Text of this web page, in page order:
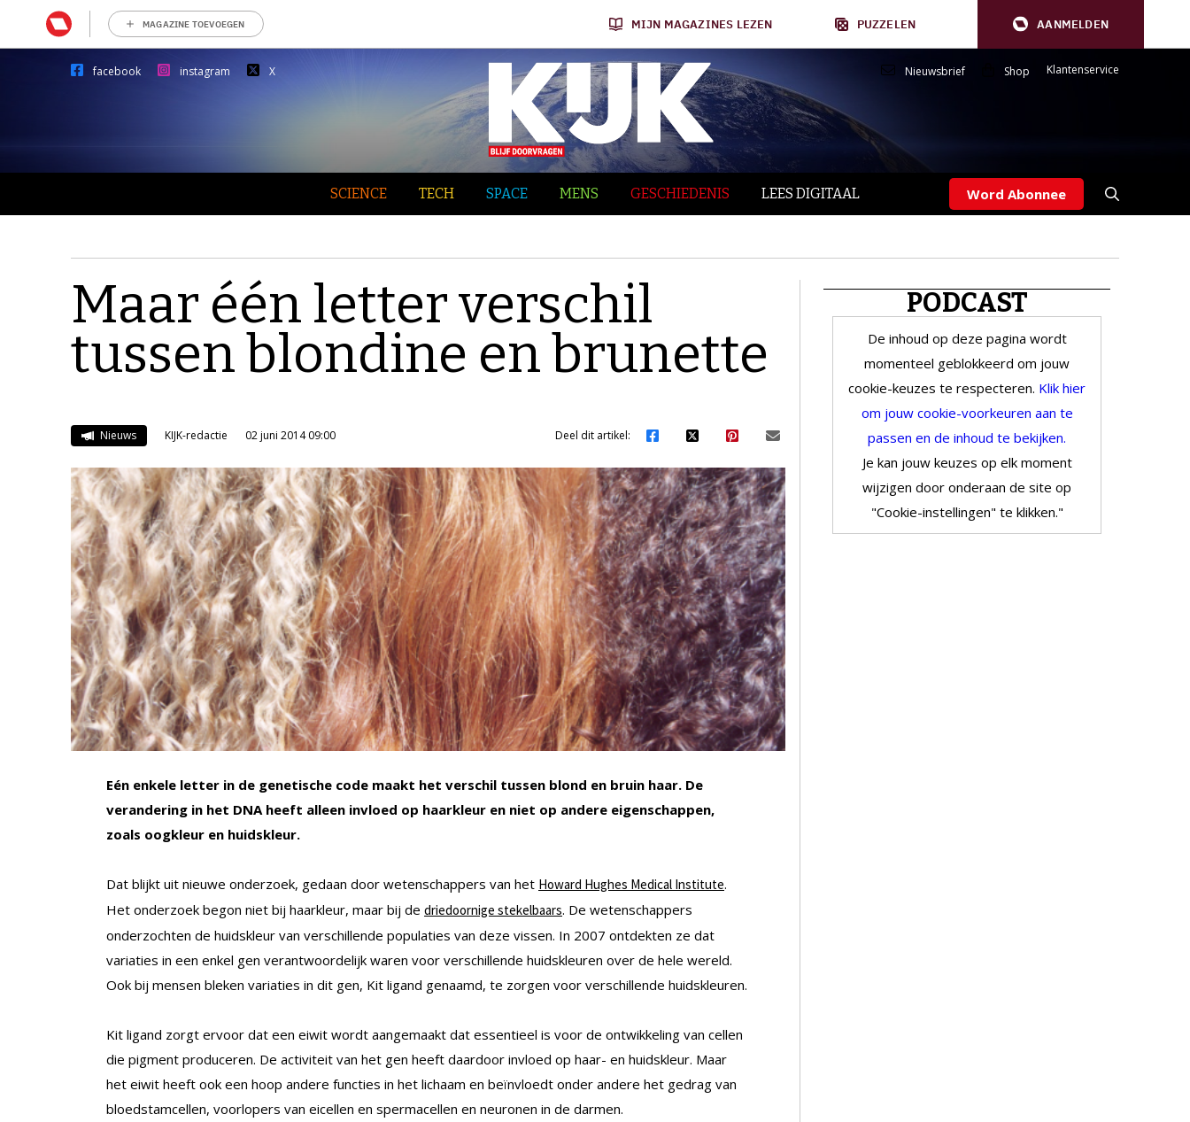
MAGAZINE TOEVOEGEN MIJN MAGAZINES LEZEN PUZZELEN AANMELDEN
facebook instagram X Nieuwsbrief Shop Klantenservice
SCIENCE TECH SPACE MENS GESCHIEDENIS LEES DIGITAAL Word Abonnee
Maar één letter verschil
tussen blondine en brunette
Nieuws KIJK-redactie 02 juni 2014 09:00 Deel dit artikel:
Eén enkele letter in de genetische code maakt het verschil tussen blond en bruin haar. De
verandering in het DNA heeft alleen invloed op haarkleur en niet op andere eigenschappen,
zoals oogkleur en huidskleur.
Dat blijkt uit nieuwe onderzoek, gedaan door wetenschappers van het Howard Hughes Medical Institute.
Het onderzoek begon niet bij haarkleur, maar bij de driedoornige stekelbaars. De wetenschappers
onderzochten de huidskleur van verschillende populaties van deze vissen. In 2007 ontdekten ze dat
variaties in een enkel gen verantwoordelijk waren voor verschillende huidskleuren over de hele wereld.
Ook bij mensen bleken variaties in dit gen, Kit ligand genaamd, te zorgen voor verschillende huidskleuren.
Kit ligand zorgt ervoor dat een eiwit wordt aangemaakt dat essentieel is voor de ontwikkeling van cellen
die pigment produceren. De activiteit van het gen heeft daardoor invloed op haar- en huidskleur. Maar
het eiwit heeft ook een hoop andere functies in het lichaam en beïnvloedt onder andere het gedrag van
bloedstamcellen, voorlopers van eicellen en spermacellen en neuronen in de darmen.
PODCAST
De inhoud op deze pagina wordt
momenteel geblokkeerd om jouw
cookie-keuzes te respecteren. Klik hier
om jouw cookie-voorkeuren aan te
passen en de inhoud te bekijken.
Je kan jouw keuzes op elk moment
wijzigen door onderaan de site op
"Cookie-instellingen" te klikken."